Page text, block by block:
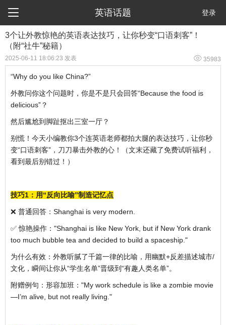
 英语话题 登录
3个让外教惊艳的英语表达技巧，让你秒变“口语刺客”！
（附“社牛”秘籍）
2025-06-11 18:06:23 发表  35983
“Why do you like China?”
外教问你这个问题时，你是不是只会回答“Because the food is
delicious”？
然后尴尬到脚趾抠出三室一厅？
别慌！今天小编教你3个连英语老师都拍大腿的表达技巧，让你秒
变“口语刺客”，刀刀暴击外教的心！（文末还藏了免费试听福利，
看到最后别错过！）
技巧1：用“反向比喻”制造记忆点
❌ 普通回答：Shanghai is very modern.
✅ 惊艳操作："Shanghai is like New York, but if New York drank
too much bubble tea and decided to build a spaceship."
为什么有效：外教听腻了千篇一律的比喻，用幽默+反差描述城市/
文化，瞬间让你从“学生名单”晋级到“有趣人类名单”。
附赠例句：形容加班："My work schedule is like a zombie movie
—I’m alive, but not really living."